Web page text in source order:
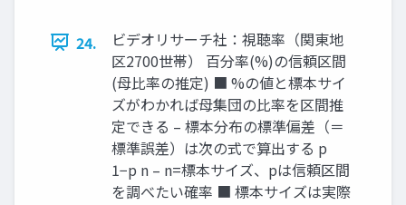
24.
ビデオリサーチ社：視聴率（関東地
区2700世帯） 百分率(%)の信頼区間
(母比率の推定) ■ %の値と標本サイ
ズがわかれば母集団の比率を区間推
定できる – 標本分布の標準偏差（＝
標準誤差）は次の式で算出する p
1−p n – n=標本サイズ、pは信頼区間
を調べたい確率 ■ 標本サイズは実際